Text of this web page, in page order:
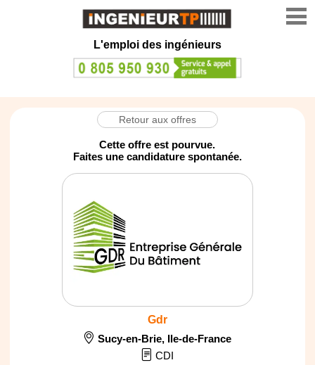
L'emploi des ingénieurs
Retour aux offres
Cette offre est pourvue.
Faites une candidature spontanée.
Gdr
Sucy-en-Brie, Ile-de-France
CDI